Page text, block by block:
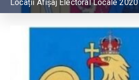
Locații Afișaj Electoral Locale 2020